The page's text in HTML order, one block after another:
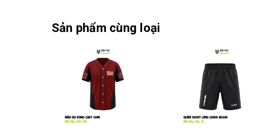
Sản phẩm cùng loại